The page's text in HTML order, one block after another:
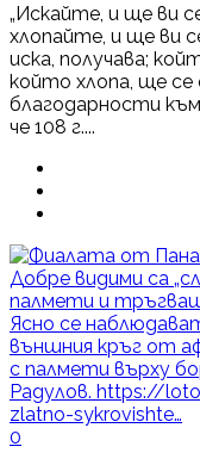
„Искайте, и ще ви
хлопайте, и ще ви
иска, получава;
който хлопа, ще се
благодарности
че 108 г....
0